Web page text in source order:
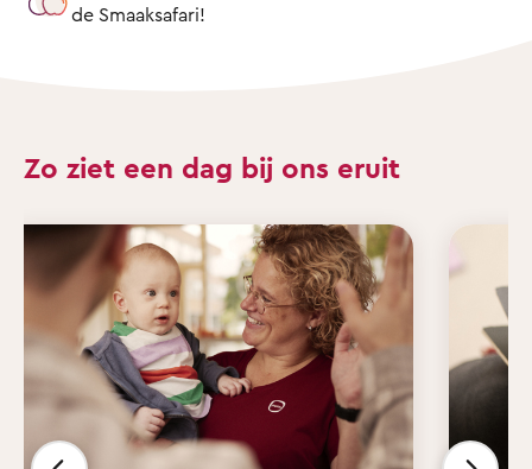
de Smaaksafari!
Zo ziet een dag bij ons eruit